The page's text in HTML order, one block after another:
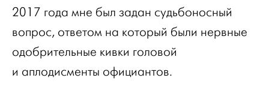
2017 года мне был задан судьбоносный
вопрос, ответом на который были нервные
одобрительные кивки головой
и аплодисменты официантов.